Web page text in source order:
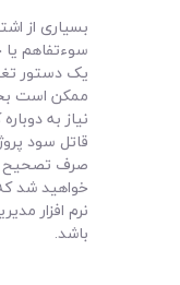
بسیاری از
سوءتفاهم
یک دستور
ممکن است
نیاز به
قاتل سود
صرف تصحیح
خواهید شد
نرم افزار
باشد.